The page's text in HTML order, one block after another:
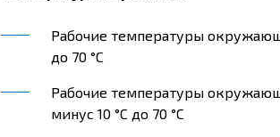
Рабочие температуры
до 70 °С
Рабочие температуры
минус 10 °С до 70 °С